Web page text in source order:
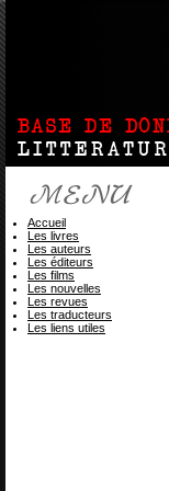
Accueil
Les livres
Les auteurs
Les éditeurs
Les films
Les nouvelles
Les revues
Les traducteurs
Les liens utiles